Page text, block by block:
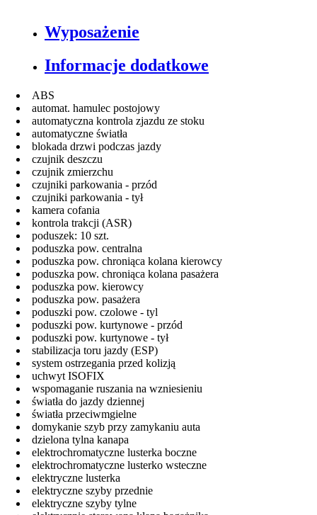
Wyposażenie
Informacje dodatkowe
ABS
automat. hamulec postojowy
automatyczna kontrola zjazdu ze stoku
automatyczne światła
blokada drzwi podczas jazdy
czujnik deszczu
czujnik zmierzchu
czujniki parkowania - przód
czujniki parkowania - tył
kamera cofania
kontrola trakcji (ASR)
poduszek: 10 szt.
poduszka pow. centralna
poduszka pow. chroniąca kolana kierowcy
poduszka pow. chroniąca kolana pasażera
poduszka pow. kierowcy
poduszka pow. pasażera
poduszki pow. czolowe - tyl
poduszki pow. kurtynowe - przód
poduszki pow. kurtynowe - tył
stabilizacja toru jazdy (ESP)
system ostrzegania przed kolizją
uchwyt ISOFIX
wspomaganie ruszania na wzniesieniu
światła do jazdy dziennej
światła przeciwmgielne
domykanie szyb przy zamykaniu auta
dzielona tylna kanapa
elektrochromatyczne lusterka boczne
elektrochromatyczne lusterko wsteczne
elektryczne lusterka
elektryczne szyby przednie
elektryczne szyby tylne